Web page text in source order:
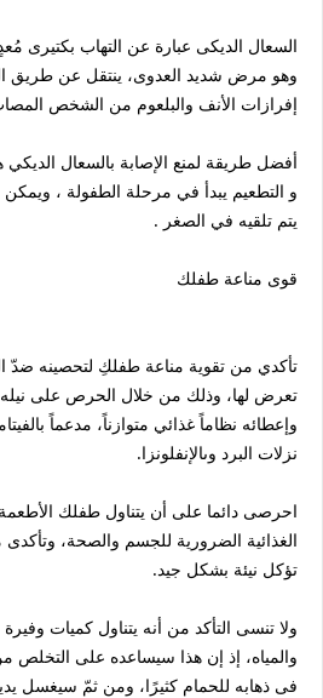
السعال الديكى عبارة عن التهاب بكتيرى
وهو مرض شديد العدوى، ينتقل عن طريق
إفرازات الأنف والبلعوم من الشخص
أفضل طريقة لمنع الإصابة بالسعال
و التطعيم يبدأ في مرحلة الطفولة ، ويمكن
يتم تلقيه في الصغر .
قوى مناعة طفلك
تأكدي من تقوية مناعة طفلكِ لتحصينه ضدّ
تعرض لها، وذلك من خلال الحرص على
نزلات البرد وىالإنفلونزا.
احرصى دائما على أن يتناول طفلك الأطعمة
الغذائية الضرورية للجسم والصحة،
تؤكل نيئة بشكل جيد.
ولا تنسى التأكد من أنه يتناول كميات
والمياه، إذ إن هذا سيساعده على التخلص
فى ذهابه للحمام كثيرًا، ومن ثمّ سيغسل